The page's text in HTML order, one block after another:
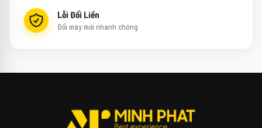
Lỗi Đổi Liền
Đổi máy mới nhanh chóng